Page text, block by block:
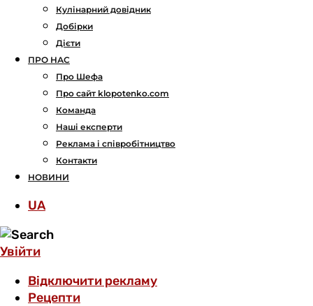
Кулінарний довідник
Добірки
Дієти
ПРО НАС
Про Шефа
Про сайт klopotenko.com
Команда
Наші експерти
Реклама і співробітництво
Контакти
НОВИНИ
UA
Увійти
Відключити рекламу
Рецепти